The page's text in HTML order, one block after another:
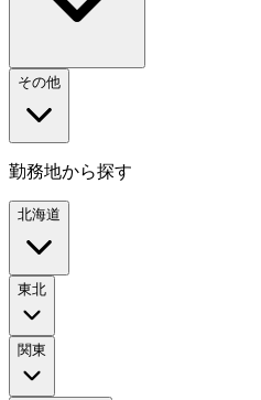
その他
勤務地から探す
北海道
東北
関東